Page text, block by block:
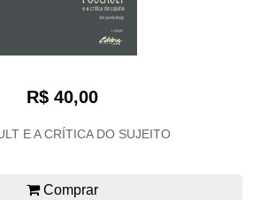
R$ 40,00
E A CRÍTICA DO SUJEITO
Comprar